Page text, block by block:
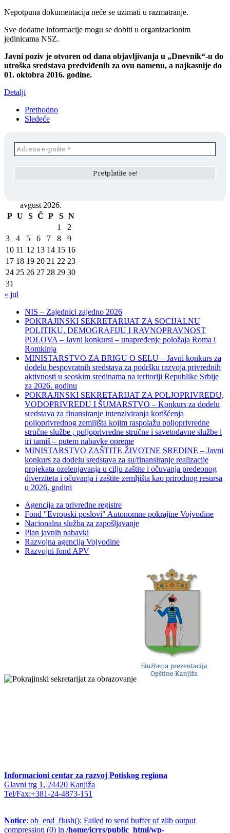
Nepotpuna dokumentacija neće se uzimati u razmatranje.
Sve dodatne informacije mogu se dobiti u organizacionim
jedinicama NSZ.
Javni poziv je otvoren od dana objavljivanja u „Dnevnik“-u do
utroška sredstava predviđenih za ovu namenu, a najkasnije do
01. oktobra 2016. godine.
Detalji
Prethodno
Sledeće
avgust 2026.
P U S Č P S N
1
2
3
4 5 6 7 8
9
10 11 12 13 14 15 16
17 18 19 20 21 22 23
24 25 26 27 28 29 30
31
« jul
NIS – Zajednici zajedno 2026
POKRAJINSKI SEKRETARIJAT ZA SOCIJALNU
POLITIKU, DEMOGRAFIJU I RAVNOPRAVNOST
POLOVA – Javni konkursi – unapređenje položaja Roma i
Romkinja
MINISTARSTVO ZA BRIGU O SELU – Javni konkurs za
dodelu bespovratnih sredstava za podršku razvoja privrednih
aktivnosti u seoskim sredinama na teritoriji Republike Srbije
za 2026. godinu
POKRAJINSKI SEKRETARIJAT ZA POLJOPRIVREDU,
VODOPRIVREDU I ŠUMARSTVO – Konkurs za dodelu
sredstava za finansiranje intenziviranja korišćenja
poljoprivrednog zemljišta kojim raspolažu poljoprivredne
stručne službe , poljoprivredne stručne i savetodavne službe i
iri tamiš ‒ putem nabavke opreme
MINISTARSTVO ZAŠTITE ŽIVOTNE SREDINE – Javni
konkurs za dodelu sredstava za su/finansiranje realizacije
projekata ozelenjavanja u cilju zaštite i očuvanja predeonog
diverziteta i očuvanja i zaštite zemljišta kao prirodnog resursa
u 2026. godini
Agencija za privredne registre
Fond "Evropski poslovi" Autonomne pokrajine Vojvodine
Nacionalna služba za zapošljavanje
Plan javnih nabavki
Razvojna agencija Vojvodine
Razvojni fond APV
Informacioni centar za razvoj Potiskog regiona
Glavni trg 1, 24420 Kanjiža
Tel/Fax:+381-24-4873-151
Notice: ob_end_flush(): Failed to send buffer of zlib output
compression (0) in /home/icrrs/public_html/wp-